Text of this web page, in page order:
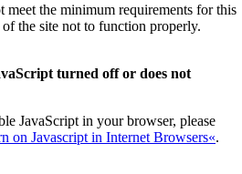
meet the minimum requirements for this
the site not to function properly.
turned off or does not
JavaScript in your browser, please
on Javascript in Internet Browsers«.